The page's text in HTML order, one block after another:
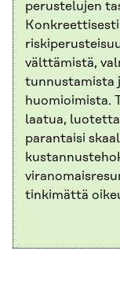
perustelujen
välttämistä,
tunnustamista
huomioimista.
laatua,
parantaisi
tinkimättä